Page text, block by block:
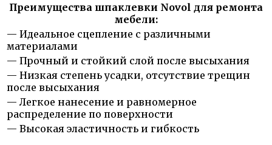
Преимущества шпаклевки Novol для ремонта
мебели:
— Идеальное сцепление с различными
материалами
— Прочный и стойкий слой после высыхания
— Низкая степень усадки, отсутствие трещин
после высыхания
— Легкое нанесение и равномерное
распределение по поверхности
— Высокая эластичность и гибкость